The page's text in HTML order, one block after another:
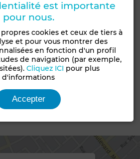
générales
Type de terrain
Groupement
villa
est importante
pour nous.
cookies et ceux de tiers à
et pour vous montrer des
en fonction d'un profil
de navigation (par exemple,
Cliquez ICI pour plus
d'informations
Accepter